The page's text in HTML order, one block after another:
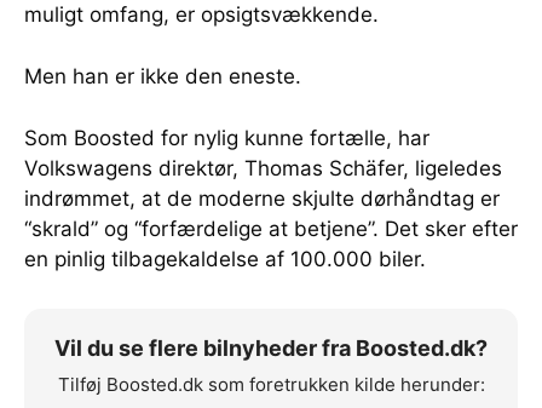
muligt omfang, er opsigtsvækkende.
Men han er ikke den eneste.
Som Boosted for nylig kunne fortælle, har
Volkswagens direktør, Thomas Schäfer, ligeledes
indrømmet, at de moderne skjulte dørhåndtag er
“skrald” og “forfærdelige at betjene”. Det sker efter
en pinlig tilbagekaldelse af 100.000 biler.
Vil du se flere bilnyheder fra Boosted.dk?
Tilføj Boosted.dk som foretrukken kilde herunder: